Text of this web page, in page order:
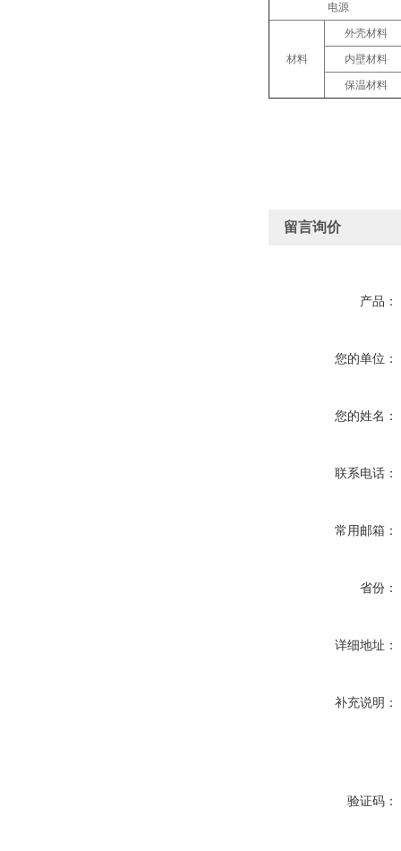
电源
材料
外壳材料
内壁材料
保温材料
留言询价
产品：
您的单位：
您的姓名：
联系电话：
常用邮箱：
省份：
详细地址：
补充说明：
验证码：